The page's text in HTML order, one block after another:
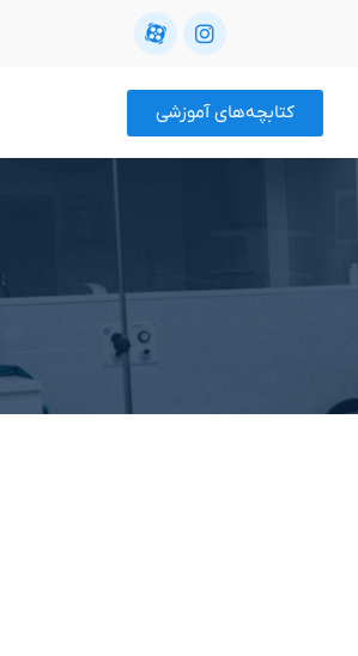
کتابچه‌های آموزشی